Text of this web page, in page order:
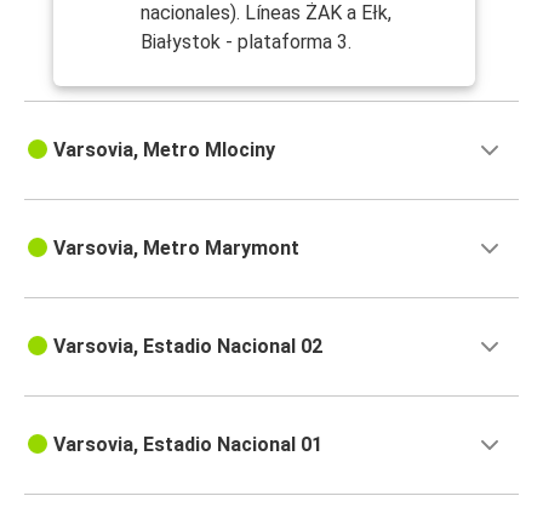
nacionales). Líneas ŻAK a Ełk,
Białystok - plataforma 3.
Varsovia, Metro Mlociny
Varsovia, Metro Marymont
Varsovia, Estadio Nacional 02
Varsovia, Estadio Nacional 01